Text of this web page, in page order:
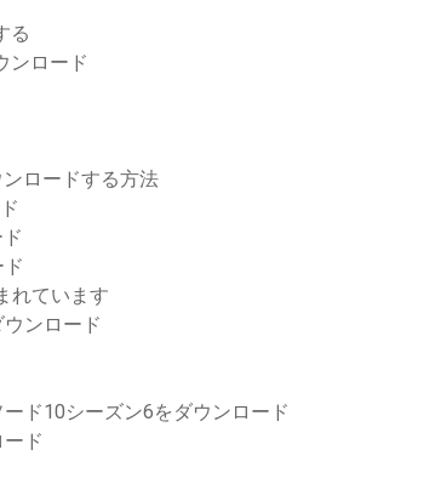
る
ンロード
ロードする方法
れています
ンロード
ド10シーズン6をダウンロード
ド